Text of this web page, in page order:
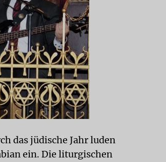
das jüdische Jahr luden
ein. Die liturgischen